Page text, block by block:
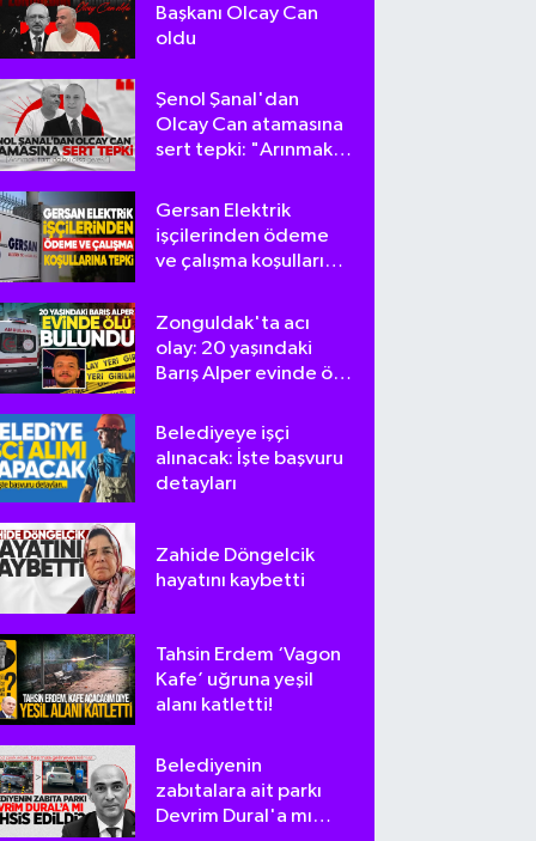
Başkanı Olcay Can
oldu
Şenol Şanal'dan
Olcay Can atamasına
sert tepki: "Arınmak
gerek!"
Gersan Elektrik
işçilerinden ödeme
ve çalışma koşullarına
Zonguldak'ta acı
olay: 20 yaşındaki
Barış Alper evinde ölü
Belediyeye işçi
alınacak: İşte başvuru
detayları
Zahide Döngelcik
hayatını kaybetti
Tahsin Erdem ‘Vagon
Kafe’ uğruna yeşil
alanı katletti!
Belediyenin
zabıtalara ait parkı
Devrim Dural'a mı